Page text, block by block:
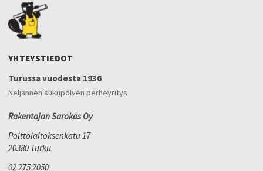
YHTEYSTIEDOT
Turussa vuodesta 1936
Neljännen sukupolven perheyritys
Rakentajan Sarokas Oy
Polttolaitoksenkatu 17
20380 Turku
02 275 2050